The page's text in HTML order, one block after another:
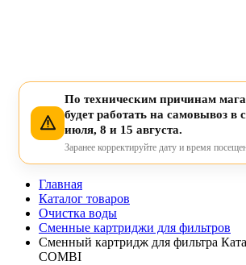
По техническим причинам
будет работать на самовывоз в
июля, 8 и 15 августа.
Заранее корректируйте дату и время
Главная
Каталог товаров
Очистка воды
Сменные картриджи для фильтров
Сменный картридж для фильтра
COMBI